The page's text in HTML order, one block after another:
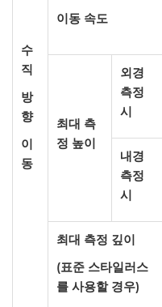
수
직
방
향
이
동
이동 속도
최대 측
정 높이
외경
측정
시
내경
측정
시
최대 측정 깊이
(표준 스타일러스
를 사용할 경우)